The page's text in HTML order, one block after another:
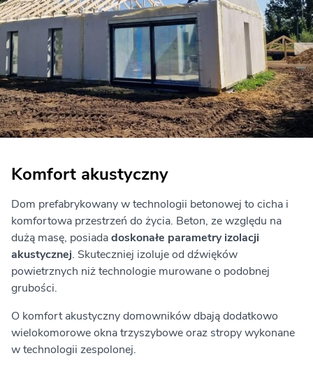
Komfort akustyczny
Dom prefabrykowany w technologii betonowej to cicha i
komfortowa przestrzeń do życia. Beton, ze względu na
dużą masę, posiadadoskonałe parametry izolacji
akustycznej. Skuteczniej izoluje od dźwięków
powietrznych niż technologie murowane o podobnej
grubości.
O komfort akustyczny domowników dbają dodatkowo
wielokomorowe okna trzyszybowe oraz stropy wykonane
w technologii zespolonej.